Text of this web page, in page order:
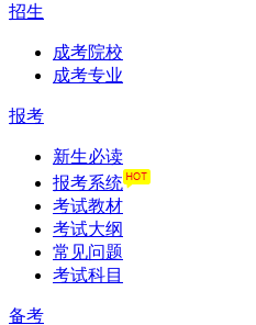
招生
成考院校
成考专业
报考
新生必读
报考系统
考试教材
考试大纲
常见问题
考试科目
备考